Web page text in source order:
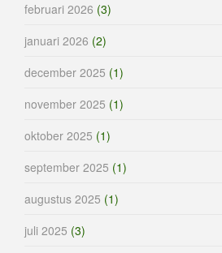
februari 2026 (3)
januari 2026 (2)
december 2025 (1)
november 2025 (1)
oktober 2025 (1)
september 2025 (1)
augustus 2025 (1)
juli 2025 (3)